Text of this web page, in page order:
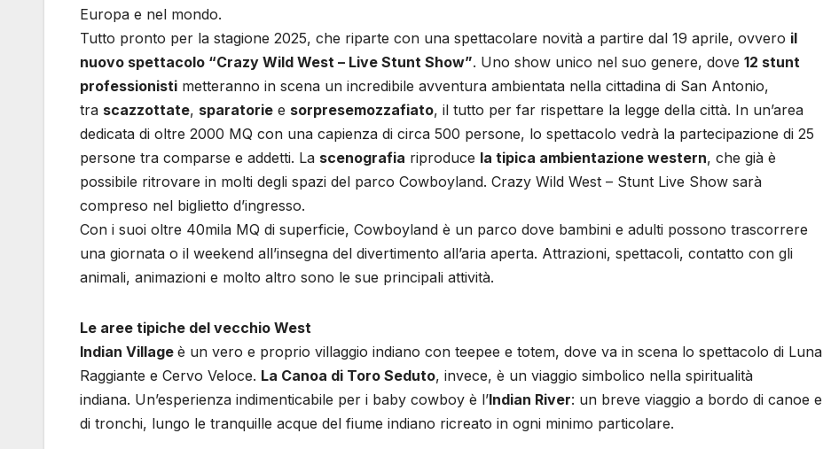
Europa e nel mondo.
Tutto pronto per la stagione 2025, che riparte con una spettacolare novità a partire dal 19 aprile, ovvero il
nuovo spettacolo “Crazy Wild West – Live Stunt Show”. Uno show unico nel suo genere, dove 12 stunt
professionisti metteranno in scena un incredibile avventura ambientata nella cittadina di San Antonio,
tra scazzottate, sparatorie e sorpresemozzafiato, il tutto per far rispettare la legge della città. In un’area
dedicata di oltre 2000 MQ con una capienza di circa 500 persone, lo spettacolo vedrà la partecipazione di 25
persone tra comparse e addetti. La scenografia riproduce la tipica ambientazione western, che già è
possibile ritrovare in molti degli spazi del parco Cowboyland. Crazy Wild West – Stunt Live Show sarà
compreso nel biglietto d’ingresso.
Con i suoi oltre 40mila MQ di superficie, Cowboyland è un parco dove bambini e adulti possono trascorrere
una giornata o il weekend all’insegna del divertimento all’aria aperta. Attrazioni, spettacoli, contatto con gli
animali, animazioni e molto altro sono le sue principali attività.
Le aree tipiche del vecchio West
Indian Village è un vero e proprio villaggio indiano con teepee e totem, dove va in scena lo spettacolo di Luna
Raggiante e Cervo Veloce. La Canoa di Toro Seduto, invece, è un viaggio simbolico nella spiritualità
indiana. Un’esperienza indimenticabile per i baby cowboy è l’Indian River: un breve viaggio a bordo di canoe e
di tronchi, lungo le tranquille acque del fiume indiano ricreato in ogni minimo particolare.